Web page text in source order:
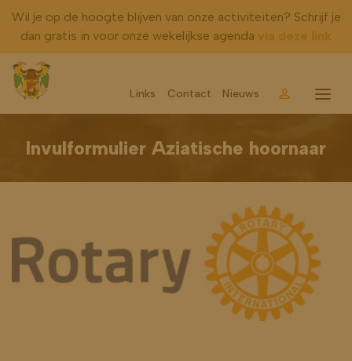
Wil je op de hoogte blijven van onze activiteiten? Schrijf je
dan gratis in voor onze wekelijkse agenda via deze link
Links Contact Nieuws AccountMenu
Invulformulier Aziatische hoornaar